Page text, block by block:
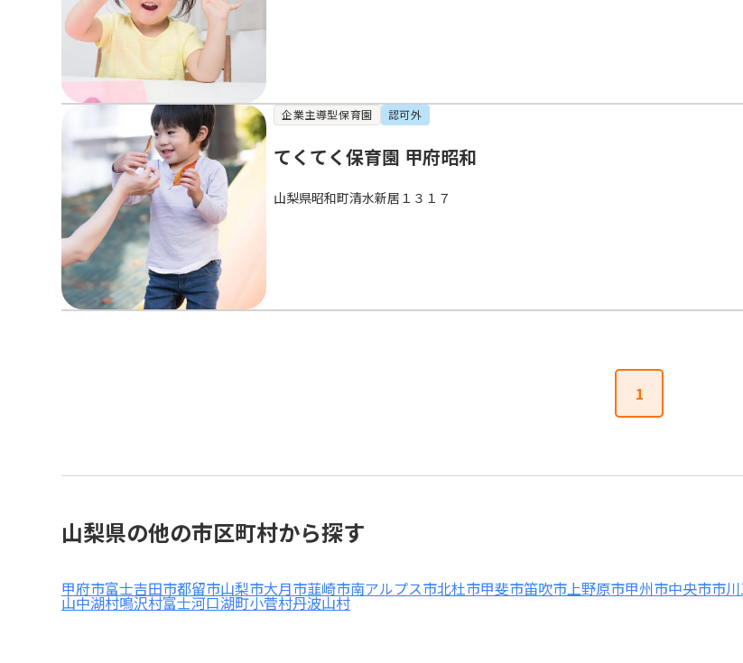
企業主導型保育園 認可外
てくてく保育園 甲府昭和
山梨県昭和町清水新居１３１７
1
山梨県の他の市区町村から探す
甲府市富士吉田市都留市山梨市大月市韮崎市南アルプス市北杜市甲斐市笛吹市上野原市甲州市中央市市
山中湖村鳴沢村富士河口湖町小菅村丹波山村